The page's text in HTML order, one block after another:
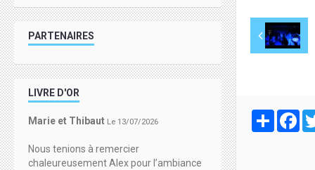
Partager
PARTENAIRES
LIVRE D'OR
Marie et Thibaut Le 13/07/2026
Nous tenions à remercier
chaleureusement Alex pour l’ambiance